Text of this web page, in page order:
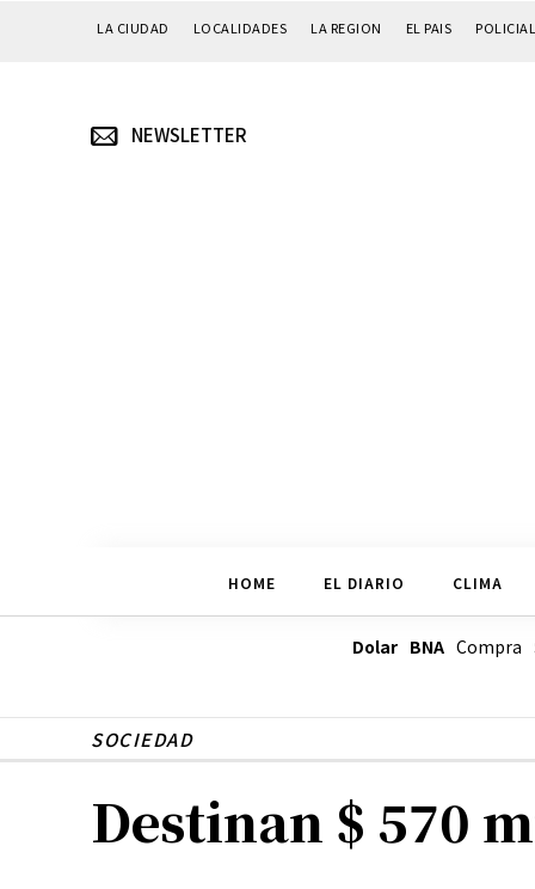
LA CIUDAD LOCALIDADES LA REGION EL PAIS
NEWSLETTER
HOME EL DIARIO CLIMA
Dolar BNACompra
SOCIEDAD
Destinan $ 570